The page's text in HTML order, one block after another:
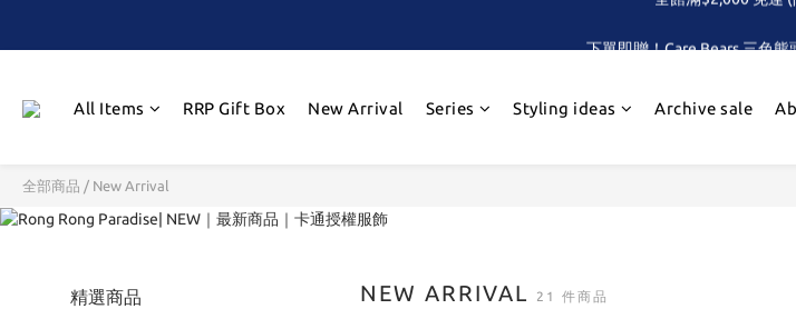
All Items RRP Gift Box New Arrival Series Styling ideas Archive sale
全部商品 / New Arrival
精選商品 NEW ARRIVAL 21 件商品